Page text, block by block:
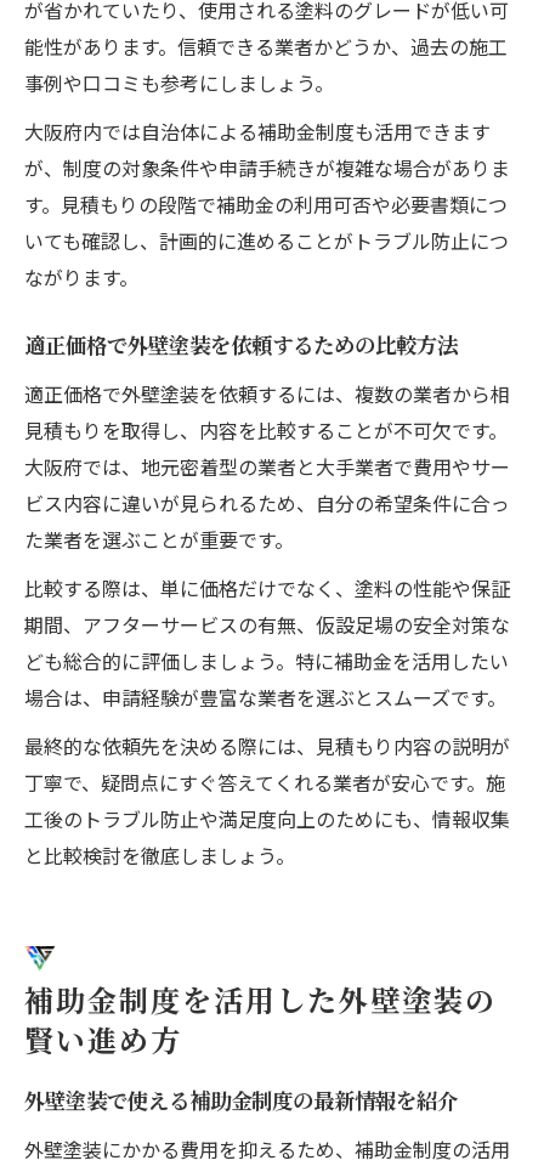
が省かれていたり、使用される塗料のグレードが低い可
能性があります。信頼できる業者かどうか、過去の施工
事例や口コミも参考にしましょう。
大阪府内では自治体による補助金制度も活用できます
が、制度の対象条件や申請手続きが複雑な場合がありま
す。見積もりの段階で補助金の利用可否や必要書類につ
いても確認し、計画的に進めることがトラブル防止につ
ながります。
適正価格で外壁塗装を依頼するための比較方法
適正価格で外壁塗装を依頼するには、複数の業者から相
見積もりを取得し、内容を比較することが不可欠です。
大阪府では、地元密着型の業者と大手業者で費用やサー
ビス内容に違いが見られるため、自分の希望条件に合っ
た業者を選ぶことが重要です。
比較する際は、単に価格だけでなく、塗料の性能や保証
期間、アフターサービスの有無、仮設足場の安全対策な
ども総合的に評価しましょう。特に補助金を活用したい
場合は、申請経験が豊富な業者を選ぶとスムーズです。
最終的な依頼先を決める際には、見積もり内容の説明が
丁寧で、疑問点にすぐ答えてくれる業者が安心です。施
工後のトラブル防止や満足度向上のためにも、情報収集
と比較検討を徹底しましょう。
補助金制度を活用した外壁塗装の
賢い進め方
外壁塗装で使える補助金制度の最新情報を紹介
外壁塗装にかかる費用を抑えるため、補助金制度の活用